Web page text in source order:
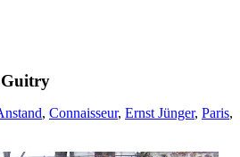
Guitry
, Connaisseur, Ernst Jünger, Paris,